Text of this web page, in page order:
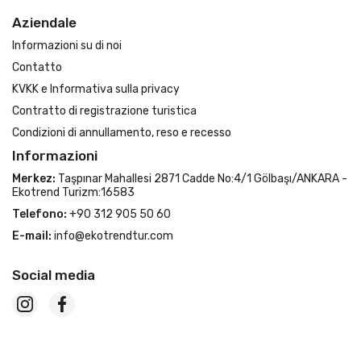
Aziendale
Informazioni su di noi
Contatto
KVKK e Informativa sulla privacy
Contratto di registrazione turistica
Condizioni di annullamento, reso e recesso
Informazioni
Merkez: Taşpınar Mahallesi 2871 Cadde No:4/1 Gölbaşı/ANKARA -
Ekotrend Turizm:16583
Telefono: +90 312 905 50 60
E-mail: info@ekotrendtur.com
Social media